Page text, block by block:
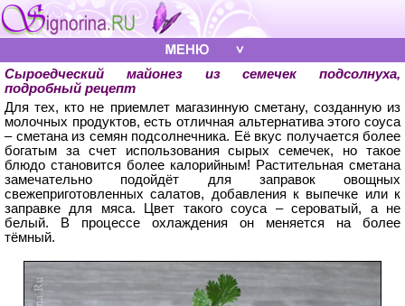
Сыроедческий майонез из семечек подсолнуха,
подробный рецепт
Для тех, кто не приемлет магазинную сметану, созданную из
молочных продуктов, есть отличная альтернатива этого соуса
– сметана из семян подсолнечника. Её вкус получается более
богатым за счет использования сырых семечек, но такое
блюдо становится более калорийным! Растительная сметана
замечательно подойдёт для заправок овощных
свежеприготовленных салатов, добавления к выпечке или к
заправке для мяса. Цвет такого соуса – сероватый, а не
белый. В процессе охлаждения он меняется на более
тёмный.